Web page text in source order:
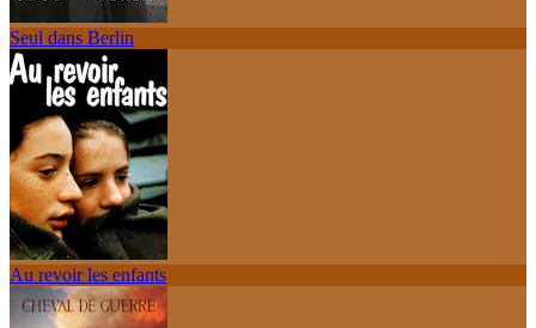
Seul dans Berlin
Au revoir les enfants